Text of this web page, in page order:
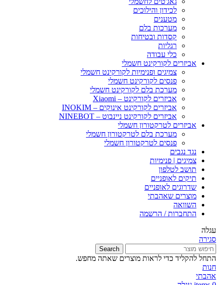
לכידון והילוכים
מטענים
מערכות בלם
קסדות ובטיחות
רגליות
כלי עבודה
אביזרים לקורקינט חשמלי
צמיגים ופנימיות לקורקינט חשמלי
פנסים לקורקינט חשמלי
מערכת בלם לקורקינט חשמלי
אביזרים לקורקינט – Xiaomi
אביזרים לקורקינט אינוקים – INOKIM
אביזרים לקורקינט ניינבוט – NINEBOT
אביזרים לטרקטורון חשמלי
מערכת בלם לטרקטורון חשמלי
פנסים לטרקטורון חשמלי
נגד נגבים
צמיגים | פנימיות
תושב לטלפון
תיקים לאופניים
שדרוגים לאופניים
מוצרים שאהבתי
השוואה
התחברות / הרשמה
עגלה
סגירה
Search
התחל להקליד כדי לראות מוצרים שאתה מחפש.
חנות
אהבתי